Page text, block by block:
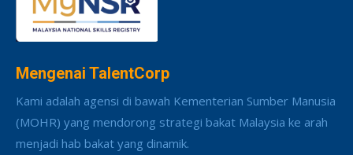
Mengenai TalentCorp
Kami adalah agensi di bawah Kementerian Sumber Manusia
(MOHR) yang mendorong strategi bakat Malaysia ke arah
menjadi hab bakat yang dinamik.